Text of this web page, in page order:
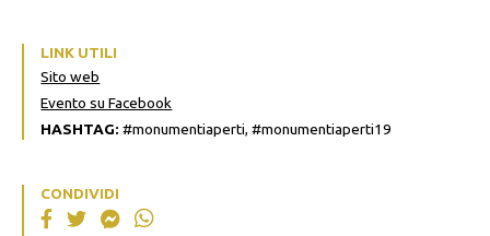
LINK UTILI
Sito web
Evento su Facebook
HASHTAG: #monumentiaperti, #monumentiaperti19
CONDIVIDI